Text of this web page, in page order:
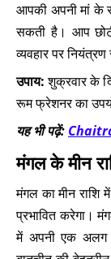
आपकी अपनी मां के
सकती है। आप
व्यवहार पर
उपाय:शुक्रवार के
रूम फ्रेशनर का
यह भी पढ़ें: Chaitra
मंगल के मीन
मंगल का मीन राशि
प्रभावित करेगा।
में अपनी एक अलग